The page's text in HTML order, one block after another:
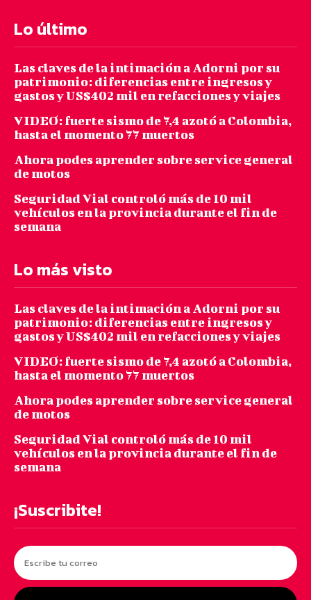
Lo último
Las claves de la intimación a Adorni por su
patrimonio: diferencias entre ingresos y
gastos y US$402 mil en refacciones y viajes
VIDEO: fuerte sismo de 7,4 azotó a Colombia,
hasta el momento 77 muertos
Ahora podes aprender sobre service general
de motos
Seguridad Vial controló más de 10 mil
vehículos en la provincia durante el fin de
semana
Lo más visto
Las claves de la intimación a Adorni por su
patrimonio: diferencias entre ingresos y
gastos y US$402 mil en refacciones y viajes
VIDEO: fuerte sismo de 7,4 azotó a Colombia,
hasta el momento 77 muertos
Ahora podes aprender sobre service general
de motos
Seguridad Vial controló más de 10 mil
vehículos en la provincia durante el fin de
semana
¡Suscribite!